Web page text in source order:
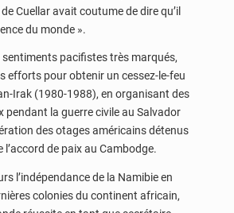
de Cuellar avait coutume de dire qu’il
du monde ».
sentiments pacifistes très marqués,
efforts pour obtenir un cessez-le-feu
Irak (1980-1988), en organisant des
pendant la guerre civile au Salvador
des otages américains détenus
l’accord de paix au Cambodge.
l’indépendance de la Namibie en
colonies du continent africain,